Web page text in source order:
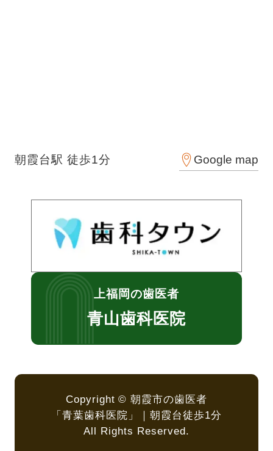
朝霞台駅 徒歩1分 Google map
上福岡の歯医者
青山歯科医院
Copyright © 朝霞市の歯医者
「青葉歯科医院」｜朝霞台徒歩1分
All Rights Reserved.